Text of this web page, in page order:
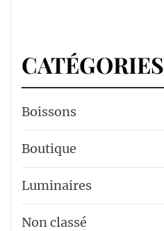
CATÉGORIES
Boissons
Boutique
Luminaires
Non classé